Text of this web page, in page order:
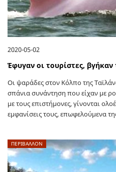
2020-05-02
Έφυγαν οι τουρίστες,
Οι ψαράδες στον Κόλπο της
σπάνια συνάντηση που είχαν με
με τους επιστήμονες, γίνονται
εμφανίσεις τους, επωφελούμενα
ΠΕΡΙΒΑΛΛΟΝ